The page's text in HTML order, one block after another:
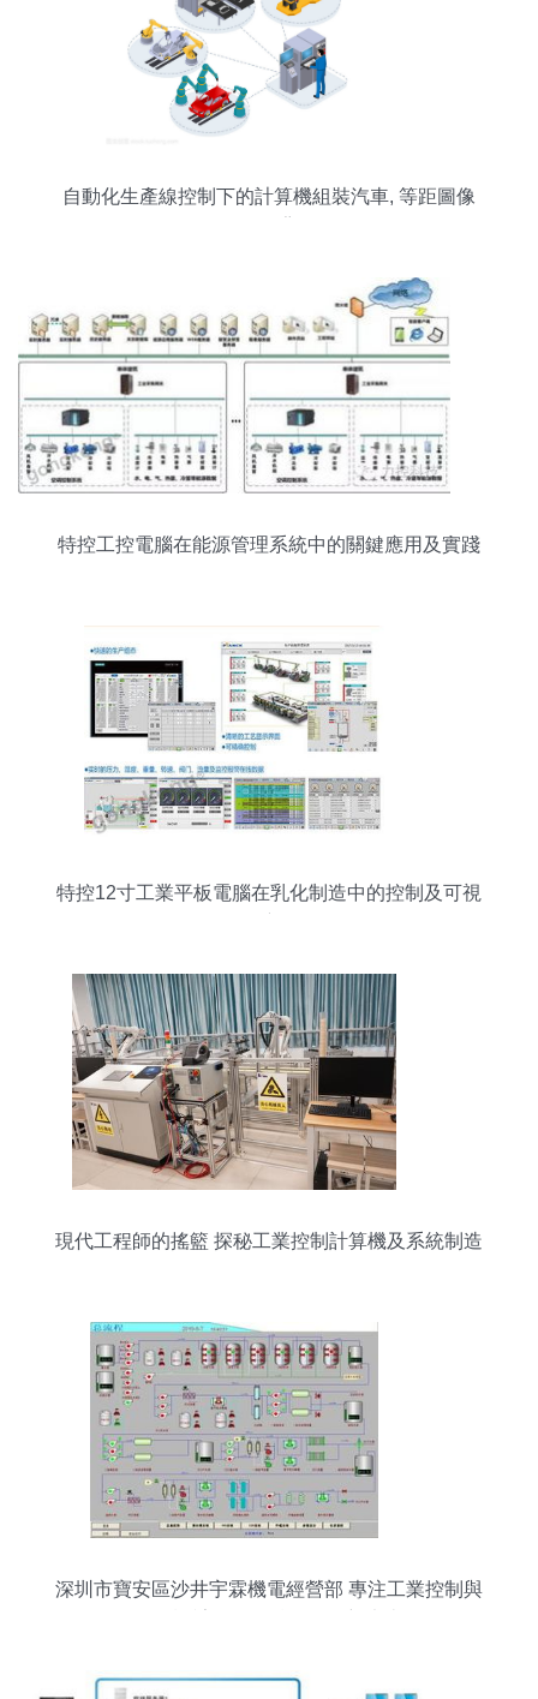
自動化生產線控制下的計算機組裝汽車, 等距圖像
特控工控電腦在能源管理系統中的關鍵應用及實踐
特控12寸工業平板電腦在乳化制造中的控制及可視
現代工程師的搖籃 探秘工業控制計算機及系統制造
深圳市寶安區沙井宇霖機電經營部 專注工業控制與